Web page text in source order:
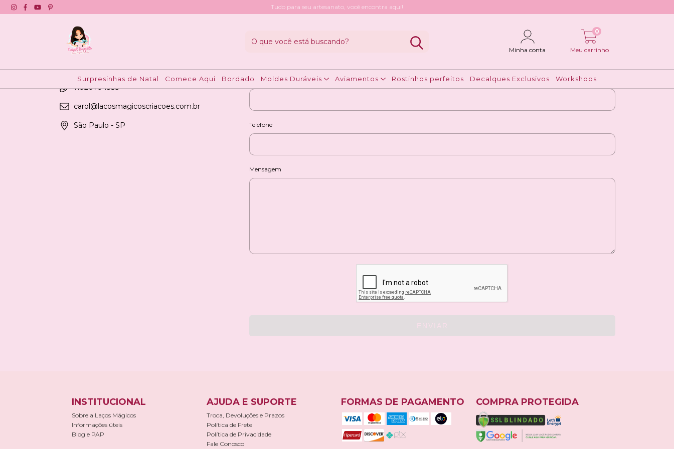
Tudo para seu artesanato, você encontra aqui!
Minha conta Meu carrinho
0
Surpresinhas de Natal Comece Aqui Bordado Moldes Duráveis Aviamentos Rostinhos perfeitos Decalques Exclusivos Workshops
Contato
Para informações sobre PEDIDOS, nos envie
mensagem pelo Whatsapp
5511920794583
11920794583
carol@lacosmagicoscriacoes.com.br
São Paulo - SP
E-mail
Telefone
Mensagem
INSTITUCIONAL
Sobre a Laços Mágicos
Informações úteis
Blog e PAP
AJUDA E SUPORTE
Troca, Devoluções e Prazos
Política de Frete
Política de Privacidade
Fale Conosco
FORMAS DE PAGAMENTO COMPRA PROTEGIDA